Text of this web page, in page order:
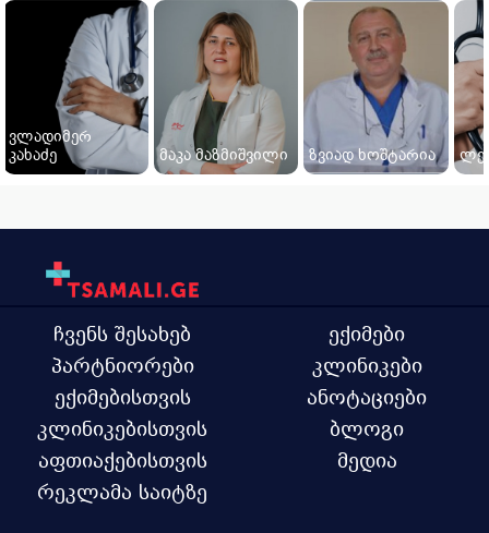
ვლადიმერ
კახაძე
მაკა მაზმიშვილი ზვიად ხოშტარია
ჩვენს შესახებ
პარტნიორები
ექიმებისთვის
კლინიკებისთვის
აფთიაქებისთვის
რეკლამა საიტზე
ექიმები
კლინიკები
ანოტაციები
ბლოგი
მედია